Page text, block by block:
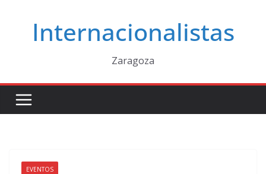
contenidoInternacionalistas
Zaragoza
EVENTOS